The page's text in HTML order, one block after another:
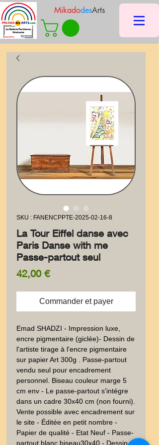
MikadodesArts
SKU : FANENCPPTE-2025-02-16-8
La Tour Eiffel danse avec
Paris Danse with me
Passe-partout seul
42,00 €Prix
Commander et payer
Emad SHADZI - Impression luxe,
encre pigmentaire (giclée)- Dessin de
l'artiste tirage à l'encre pigmentaire
sur papier Art 300g . Passe-partout
vendu seul pour encadrement
personnel. Biseau couleur marge 5
cm env - Le passe-partout s'intégre
dans un cadre 30x40 cm (non fourni).
Vente possible avec encadrement sur
le site - Éditée en petit nombre -
Papier de qualité - Etat Neuf - Passe-
partout blanc biseau30x40 - Dessin